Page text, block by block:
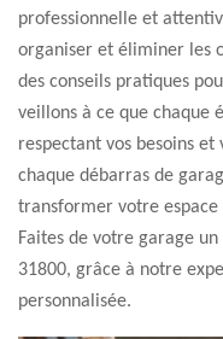
professionnelle et
organiser et éliminer les
des conseils pratiques
veillons à ce que chaque
respectant vos besoins
chaque débarras de
transformer votre
Faites de votre garage
31800, grâce à notre
personnalisée.